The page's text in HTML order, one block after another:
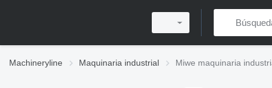
Machineryline Maquinaria industrial Miwe maquinaria